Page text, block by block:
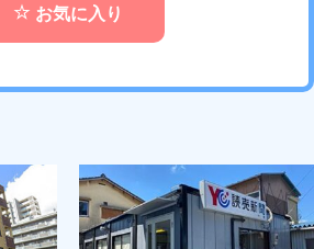
お気に入り